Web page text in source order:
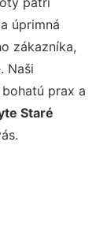
úprimná
zákazníka,
Naši
prax a
Staré